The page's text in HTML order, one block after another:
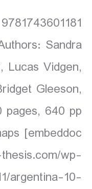
Sandra
Lucas Vidgen,
Gleeson,
pages, 640 pp
[embeddoc
wp-
argentina-10-